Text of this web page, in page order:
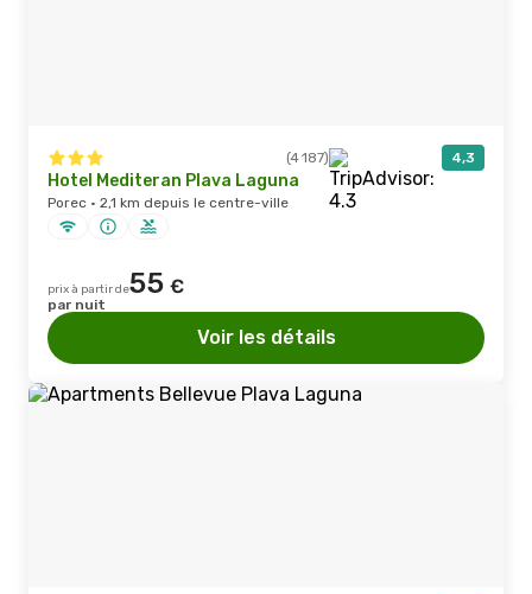
(4 187) 4,3
Hotel Mediteran Plava Laguna
Porec · 2,1 km depuis le centre-ville
prix à partir de55 €
par nuit
Voir les détails